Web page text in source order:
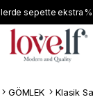
sepette ekstra
GÖMLEK Klasik